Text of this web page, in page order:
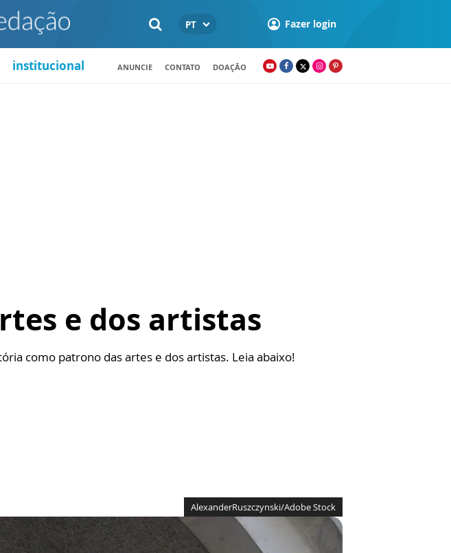
PT Fazer login
institucional ANUNCIE CONTATO DOAÇÃO
e dos artistas
como patrono das artes e dos artistas. Leia abaixo!
AlexanderRuszczynski/Adobe Stock